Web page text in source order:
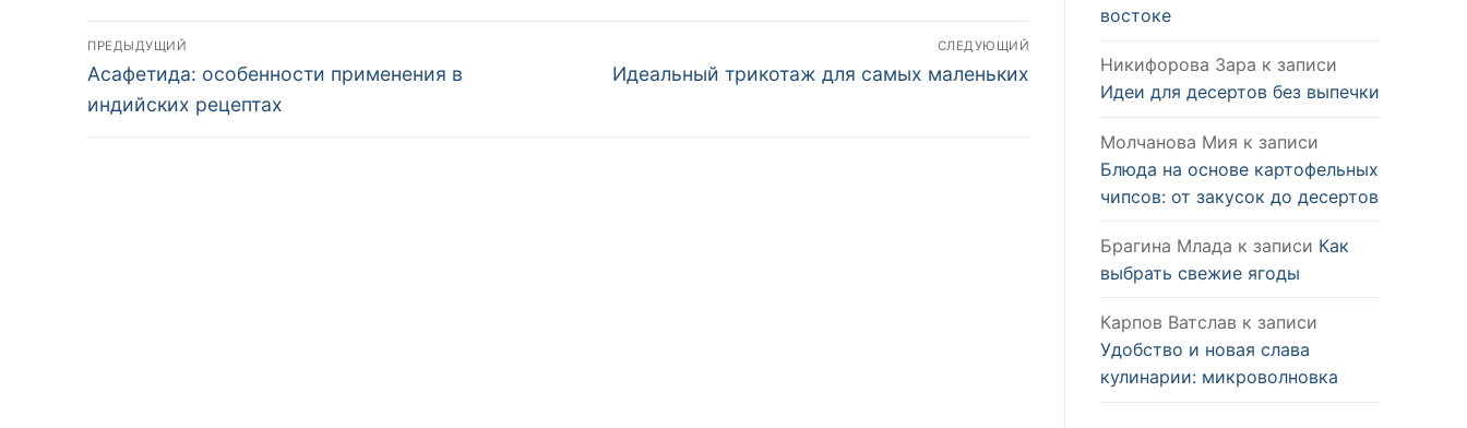
Навигация
по
записям
ПРЕДЫДУЩИЙ
Предыдущая
запись:
Асафетида: особенности применения в
индийских рецептах
СЛЕДУЮЩИЙ
Следующая
Идеальный трикотаж для самых маленьких
востоке
Никифорова Зара к записи
Идеи для десертов без выпечки
Молчанова Мия к записи
Блюда на основе картофельных
чипсов: от закусок до десертов
Брагина Млада к записи Как
выбрать свежие ягоды
Карпов Ватслав к записи
Удобство и новая слава
кулинарии: микроволновка